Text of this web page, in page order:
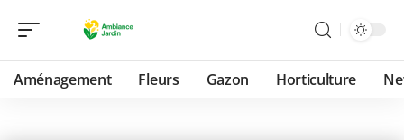
Aménagement Fleurs Gazon Horticulture